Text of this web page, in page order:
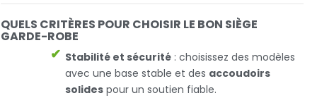
QUELS CRITÈRES POUR CHOISIR LE BON SIÈGE
GARDE-ROBE
Stabilité et sécurité : choisissez des modèles
avec une base stable et des accoudoirs
solides pour un soutien fiable.